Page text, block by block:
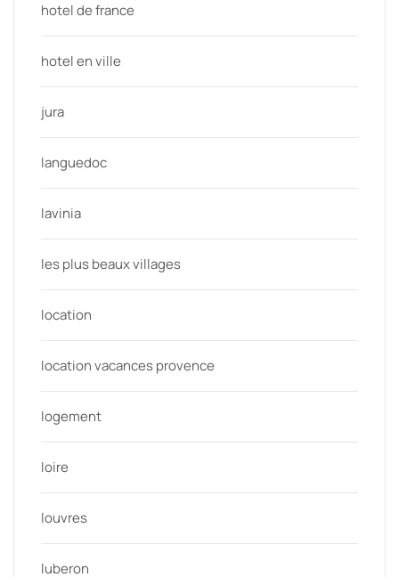
hotel de france
hotel en ville
jura
languedoc
lavinia
les plus beaux villages
location
location vacances provence
logement
loire
louvres
luberon